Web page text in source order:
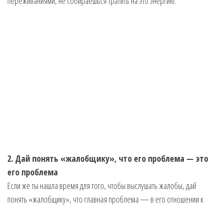
2. Дай понять «жалобщику», что его проблема — это
его проблема
Если же ты нашла время для того, чтобы выслушать жалобы, дай
понять «жалобщику», что главная проблема — в его отношении к